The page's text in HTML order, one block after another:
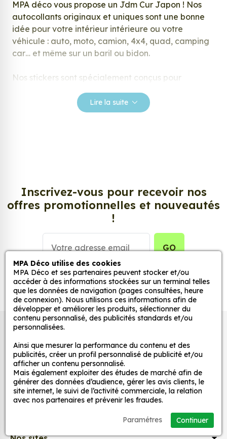
MPA déco vous propose un Jdm Cur Japon ! Nos
autocollants originaux et uniques sont une bonne
idée pour votre intérieur intérieure ou votre
véhicule : auto, moto, camion, 4x4, quad, camping
car… et même sur un baril ou bidon.
Nos stickers sont spécialement conçus pour
notre large gamme de stickers.
décorer votre intérieur ou votre véhicule.
Personnalisez la surface de votre choix avec nos
stickers muraux et stickers véhicule. Une solution
simple et rapide qui transforme toutes surfaces
lisses, propres et non poreuses.
Grâce à notre sélection de stickers et autocollants,
adaptez la décoration d’une pièce, d’une voiture,
d’un meuble, d’une porte et de toute autre surface,
et ce, à moindre coût et sans effort.
Quels sont les avantages de nos stickers
Une grande variété de motifs et de couleurs :
nos Jdm Cur Japon sont disponibles dans une
large gamme de motifs et de couleurs, ce qui
vous permet de trouver le sticker parfait pour
votre décoration.
Une installation facile : nos stickers sont faciles
à installer, même pour les débutants. Il suffit de
Lire la suite
Inscrivez-vous pour recevoir nos
offres promotionnelles et nouveautés
!
GO
Autocollants pour véhicules et stickers
décoratifs
MPA Déco
MPA Déco utilise des cookies
MPA Déco et ses partenaires peuvent stocker et/ou
accéder à des informations stockées sur un terminal telles
que les données de navigation (pages consultées, heure
de connexion). Nous utilisons ces informations afin de
développer et améliorer les produits, sélectionner du
contenu personnalisé, des publicités standards et/ou
personnalisées.
Ainsi que mesurer la performance du contenu et des
publicités, créer un profil personnalisé de publicité et/ou
afficher un contenu personnalisé.
Mais également exploiter des études de marché afin de
générer des données d’audience, gérer les avis clients, le
site internet, le suivi de l’activité commerciale, la relation
avec nos partenaires et prévenir les fraudes.
Continuer
Paramétres